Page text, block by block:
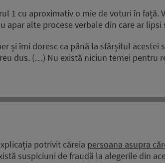
1 cu aproximativ o mie de voturi în față.
apar alte procese verbale din care ar lipsi
și îmi doresc ca până la sfârșitul acestei
dus. (…) Nu există niciun temei pentru
potrivit căreia persoana asupra
suspiciuni de fraudă la alegerile din